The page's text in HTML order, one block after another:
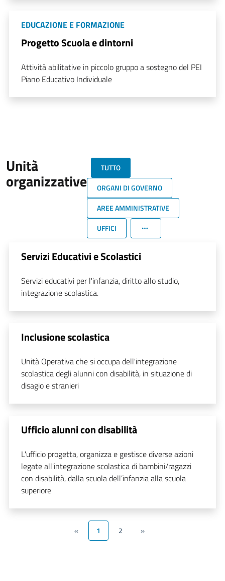
EDUCAZIONE E FORMAZIONE
Progetto Scuola e dintorni
Attività abilitative in piccolo gruppo a sostegno del PEI
Piano Educativo Individuale
Unità
organizzative
TUTTO
ORGANI DI GOVERNO
AREE AMMINISTRATIVE
UFFICI
Servizi Educativi e Scolastici
Servizi educativi per l'infanzia, diritto allo studio,
integrazione scolastica.
Inclusione scolastica
Unità Operativa che si occupa dell'integrazione
scolastica degli alunni con disabilità, in situazione di
disagio e stranieri
Ufficio alunni con disabilità
L'ufficio progetta, organizza e gestisce diverse azioni
legate all'integrazione scolastica di bambini/ragazzi
con disabilità, dalla scuola dell’infanzia alla scuola
superiore
« 1 2 »